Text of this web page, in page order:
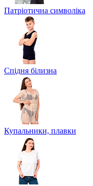
Патріотична символіка
Спідня білизна
Купальники, плавки